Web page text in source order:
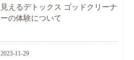
見えるデトックス ゴッドクリーナ
ーの体験について
2023-11-29